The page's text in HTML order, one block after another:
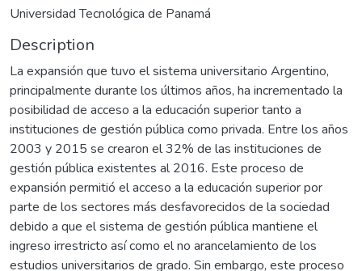
Universidad Tecnológica de Panamá
Description
La expansión que tuvo el sistema universitario Argentino,
principalmente durante los últimos años, ha incrementado la
posibilidad de acceso a la educación superior tanto a
instituciones de gestión pública como privada. Entre los años
2003 y 2015 se crearon el 32% de las instituciones de
gestión pública existentes al 2016. Este proceso de
expansión permitió el acceso a la educación superior por
parte de los sectores más desfavorecidos de la sociedad
debido a que el sistema de gestión pública mantiene el
ingreso irrestricto así como el no arancelamiento de los
estudios universitarios de grado. Sin embargo, este proceso